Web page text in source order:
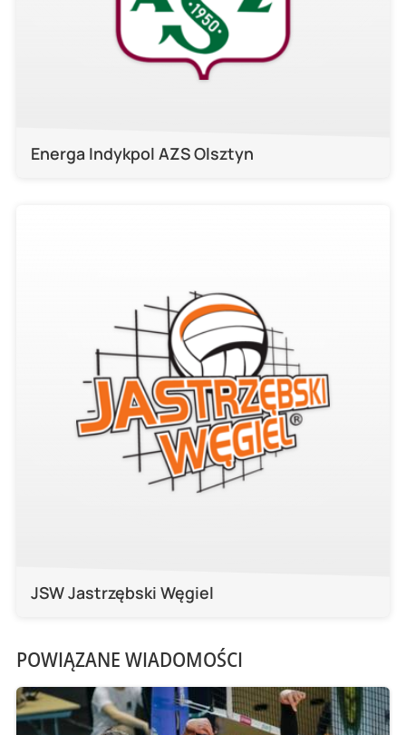
Energa Indykpol AZS Olsztyn
JSW Jastrzębski Węgiel
POWIĄZANE WIADOMOŚCI